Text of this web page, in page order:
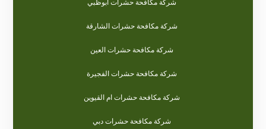
شركة مكافحة حشرات ابوظبي
شركة مكافحة حشرات الشارقة
شركة مكافحة حشرات العين
شركة مكافحة حشرات الفجيرة
شركة مكافحة حشرات ام القيوين
شركة مكافحة حشرات دبي